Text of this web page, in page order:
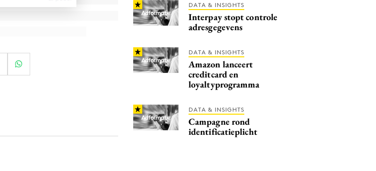
DATA & INSIGHTS
Interpay stopt controle
adresgegevens
DATA & INSIGHTS
Amazon lanceert
creditcard en
loyaltyprogramma
DATA & INSIGHTS
Campagne rond
identificatieplicht